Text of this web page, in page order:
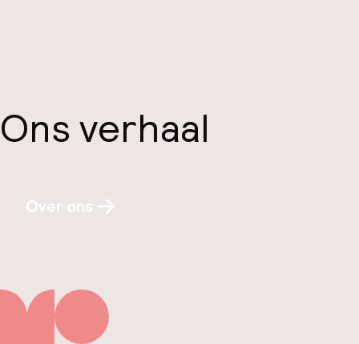
Ons verhaal
Over ons